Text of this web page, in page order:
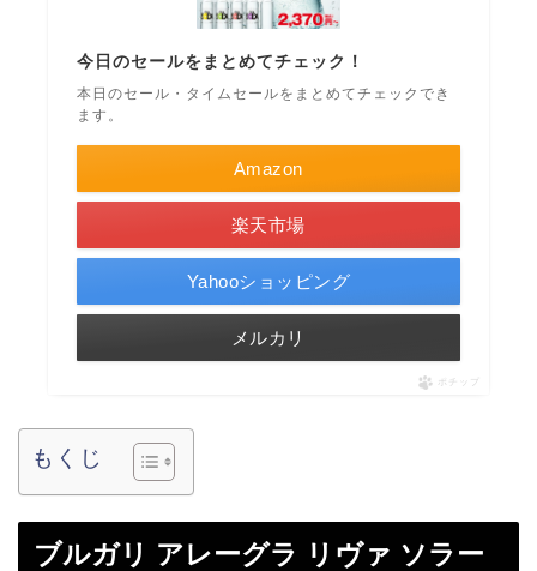
今日のセールをまとめてチェック！
本日のセール・タイムセールをまとめてチェックでき
ます。
Amazon
楽天市場
Yahooショッピング
メルカリ
ポチップ
もくじ
ブルガリ アレーグラ リヴァ ソラー